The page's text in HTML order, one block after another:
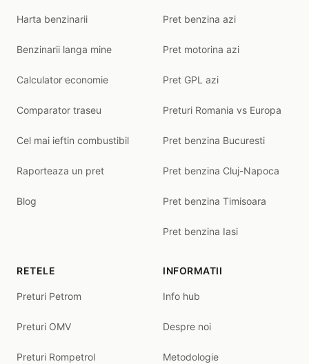
Harta benzinarii
Benzinarii langa mine
Calculator economie
Comparator traseu
Cel mai ieftin combustibil
Raporteaza un pret
Blog
Pret benzina azi
Pret motorina azi
Pret GPL azi
Preturi Romania vs Europa
Pret benzina Bucuresti
Pret benzina Cluj-Napoca
Pret benzina Timisoara
Pret benzina Iasi
RETELE
Preturi Petrom
Preturi OMV
Preturi Rompetrol
INFORMATII
Info hub
Despre noi
Metodologie